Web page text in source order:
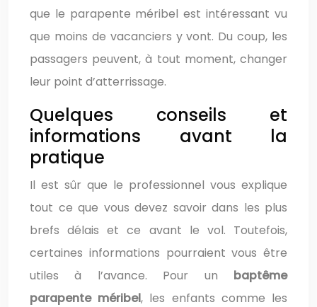
que le parapente méribel est intéressant vu
que moins de vacanciers y vont. Du coup, les
passagers peuvent, à tout moment, changer
leur point d’atterrissage.
Quelques conseils et
informations avant la
pratique
Il est sûr que le professionnel vous explique
tout ce que vous devez savoir dans les plus
brefs délais et ce avant le vol. Toutefois,
certaines informations pourraient vous être
utiles à l’avance. Pour un baptême
parapente méribel, les enfants comme les